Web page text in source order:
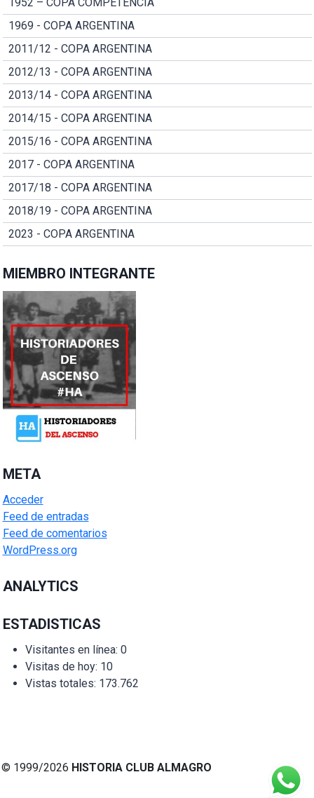
1969 - COPA ARGENTINA
2011/12 - COPA ARGENTINA
2012/13 - COPA ARGENTINA
2013/14 - COPA ARGENTINA
2014/15 - COPA ARGENTINA
2015/16 - COPA ARGENTINA
2017 - COPA ARGENTINA
2017/18 - COPA ARGENTINA
2018/19 - COPA ARGENTINA
2023 - COPA ARGENTINA
MIEMBRO INTEGRANTE
META
Acceder
Feed de entradas
Feed de comentarios
WordPress.org
ANALYTICS
ESTADISTICAS
Visitantes en línea: 0
Visitas de hoy: 10
Vistas totales: 173.762
© 1999/2026 HISTORIA CLUB ALMAGRO